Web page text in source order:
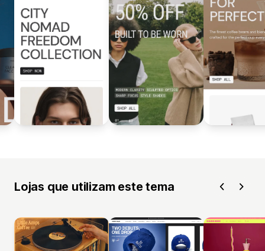
Lojas que utilizam este tema